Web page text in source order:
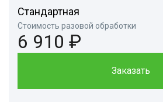
Стандартная
Стоимость разовой обработки
6 910 ₽
Заказать